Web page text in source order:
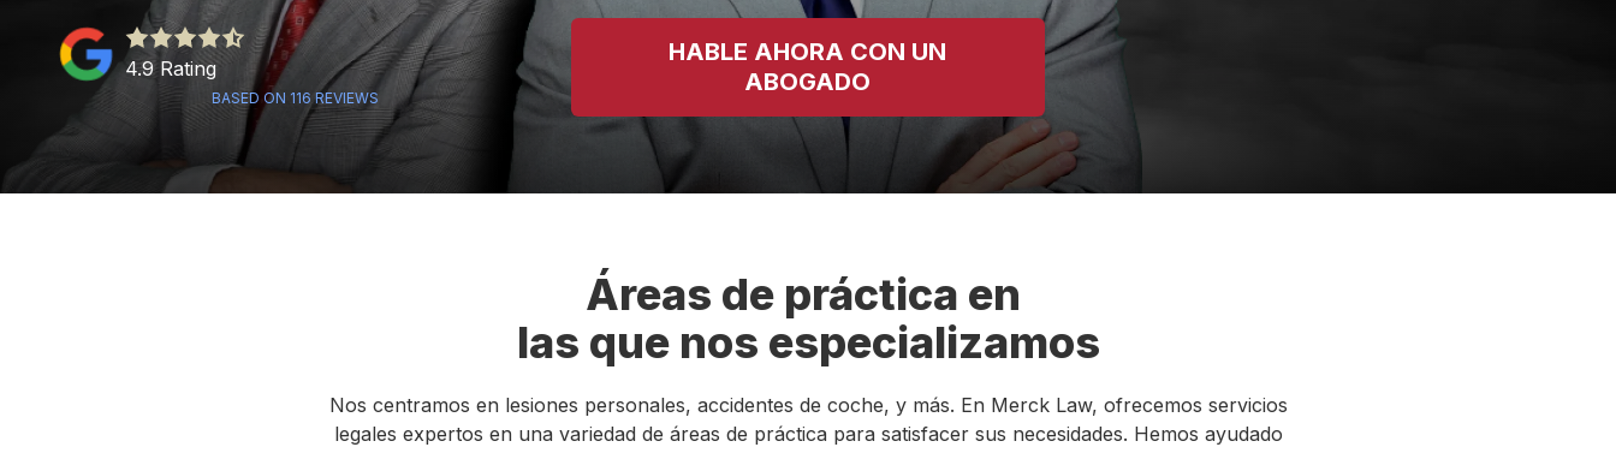
4.9
out
4.9 Rating
BASED ON 116 REVIEWS
HABLE AHORA CON UN
ABOGADO
Áreas de práctica en
las que nos especializamos
Nos centramos en lesiones personales, accidentes de coche, y más. En Merck Law, ofrecemos servicios
legales expertos en una variedad de áreas de práctica para satisfacer sus necesidades. Hemos ayudado